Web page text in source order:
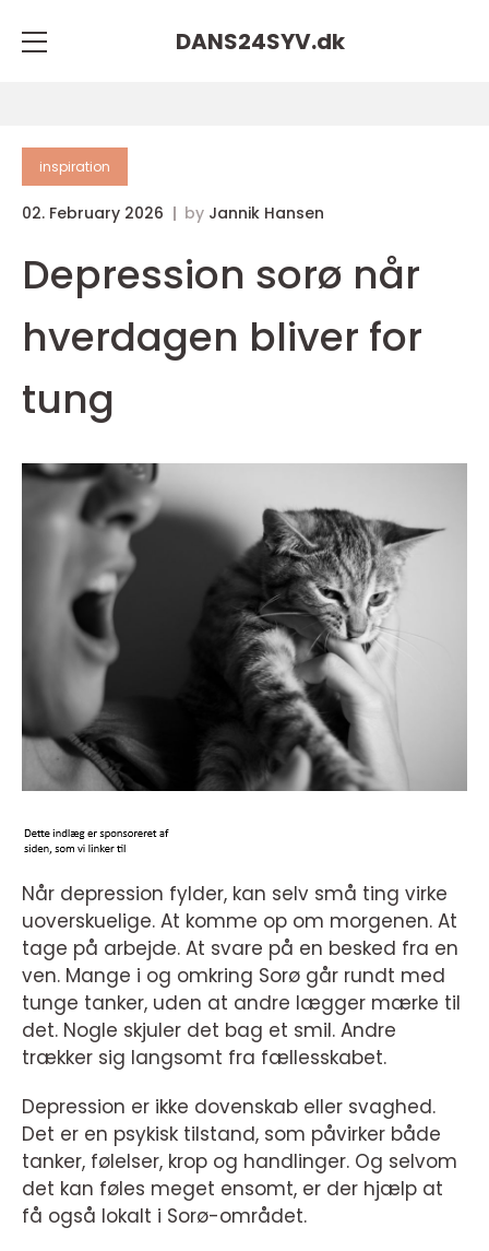
DANS24SYV.dk
inspiration
02. February 2026 by Jannik Hansen
Depression sorø når
hverdagen bliver for
tung
Når depression fylder, kan selv små ting virke
uoverskuelige. At komme op om morgenen. At
tage på arbejde. At svare på en besked fra en
ven. Mange i og omkring Sorø går rundt med
tunge tanker, uden at andre lægger mærke til
det. Nogle skjuler det bag et smil. Andre
trækker sig langsomt fra fællesskabet.
Depression er ikke dovenskab eller svaghed.
Det er en psykisk tilstand, som påvirker både
tanker, følelser, krop og handlinger. Og selvom
det kan føles meget ensomt, er der hjælp at
få også lokalt i Sorø-området.